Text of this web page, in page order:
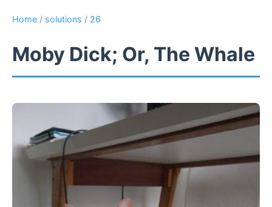
Home / solutions / 26
Moby Dick; Or, The Whale